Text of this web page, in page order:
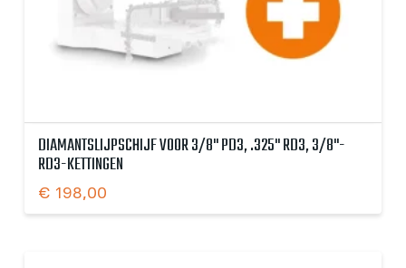
DIAMANTSLIJPSCHIJF VOOR 3/8" PD3, .325" RD3, 3/8"-
RD3-KETTINGEN
€ 198,00